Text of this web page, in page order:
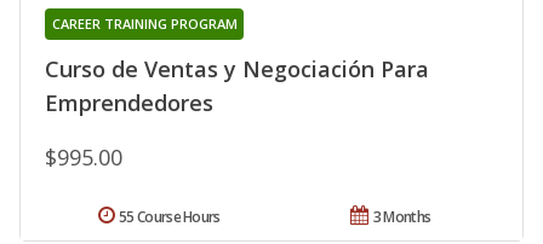
Curso de Ventas y Negociación Para
Emprendedores
CAREER TRAINING PROGRAM
$995.00
3 Months
55 Course Hours